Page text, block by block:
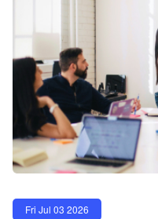
Fri Jul 03 2026